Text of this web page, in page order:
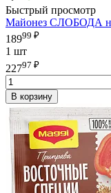
Быстрый просмотр
Майонез СЛОБОДА на
18999 ₽
1 шт
22797 ₽
В корзину